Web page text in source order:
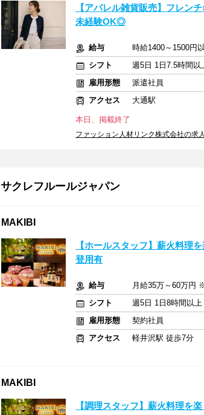
【アパレル雑貨販売】フレン
未経験OK◎
給与
時給1400～1500円
シフト
週5日 1日7.5時間以
雇用形態
派遣社員
アクセス
大通駅
本日、掲載終了
ファッション人材リンク株式会社の求
サクレフルールジャパン
MAKIBI
【ホールスタッフ】薪火料理
登用有
給与
月給35万～60万円
シフト
週5日 1日8時間以上
雇用形態
契約社員
アクセス
軽井沢駅 徒歩7分
MAKIBI
【調理スタッフ】薪火料理を